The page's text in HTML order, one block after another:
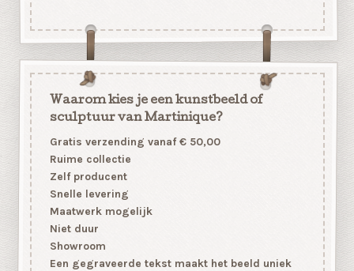
Waarom kies je een kunstbeeld of
sculptuur van Martinique?
Gratis verzending vanaf € 50,00
Ruime collectie
Zelf producent
Snelle levering
Maatwerk mogelijk
Niet duur
Showroom
Een gegraveerde tekst maakt het beeld uniek